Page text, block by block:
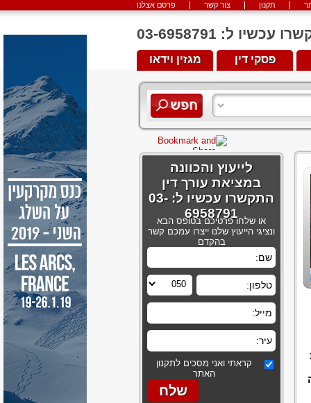
פרסם אצלנו צור קשר תקנון
ל: 03-6958791
מגזין וידאו פסקי דין
לייעוץ והכוונה
במציאת עורך דין
התקשרו עכשיו ל: 03-
6958791
או שלחו פרטיכם בטופס הבא
ונציגי הייעוץ שלנו ייצרו עמכם קשר
בהקדם
קראתי ואני מסכים לתקנון
האתר